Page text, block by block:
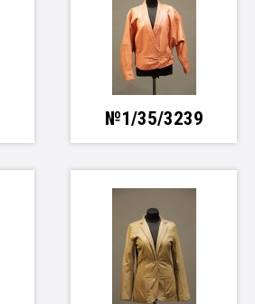
№1/35/3239